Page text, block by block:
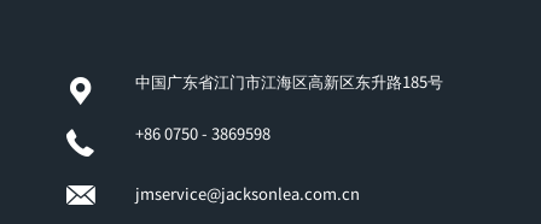
中国广东省江门市江海区高新区东升路185号
+86 0750 - 3869598
jmservice@jacksonlea.com.cn